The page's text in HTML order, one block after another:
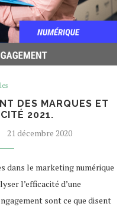
DES MARQUES ET
2021.
21 décembre 2020
dans le marketing numérique
l’efficacité d’une
sont ce que disent